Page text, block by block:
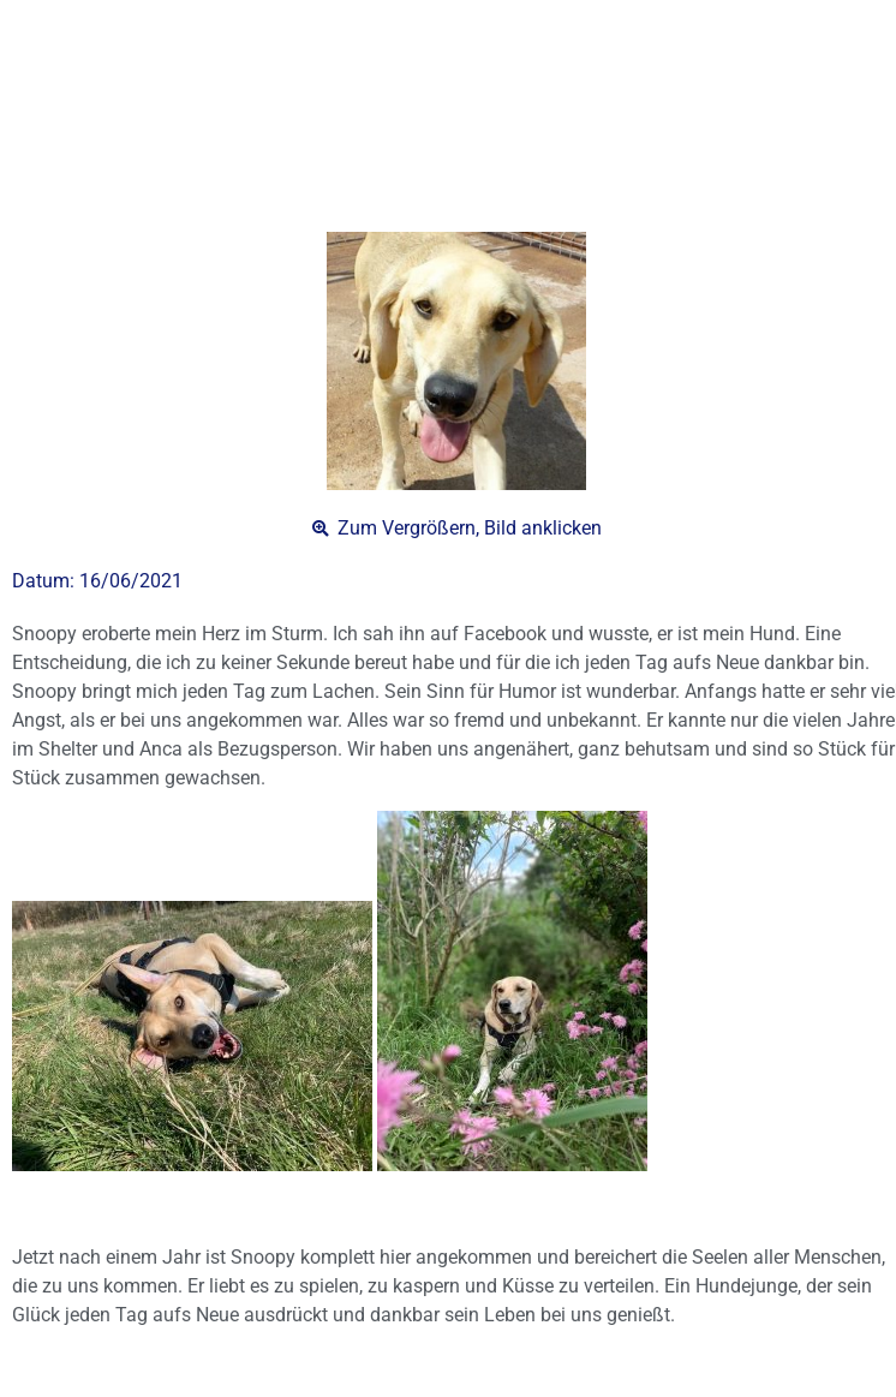
Zum Vergrößern, Bild anklicken
Datum: 16/06/2021
Snoopy eroberte mein Herz im Sturm. Ich sah ihn auf Facebook und wusste, er ist mein Hund. Eine
Entscheidung, die ich zu keiner Sekunde bereut habe und für die ich jeden Tag aufs Neue dankbar bin.
Snoopy bringt mich jeden Tag zum Lachen. Sein Sinn für Humor ist wunderbar. Anfangs hatte er sehr viel
Angst, als er bei uns angekommen war. Alles war so fremd und unbekannt. Er kannte nur die vielen Jahre
im Shelter und Anca als Bezugsperson. Wir haben uns angenähert, ganz behutsam und sind so Stück für
Stück zusammen gewachsen.
Jetzt nach einem Jahr ist Snoopy komplett hier angekommen und bereichert die Seelen aller Menschen,
die zu uns kommen. Er liebt es zu spielen, zu kaspern und Küsse zu verteilen. Ein Hundejunge, der sein
Glück jeden Tag aufs Neue ausdrückt und dankbar sein Leben bei uns genießt.